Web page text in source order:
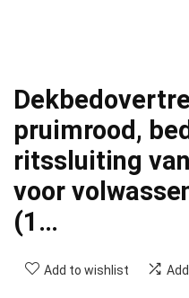
pruimrood,
ritssluiting
voor
(1…
Add to wishlist